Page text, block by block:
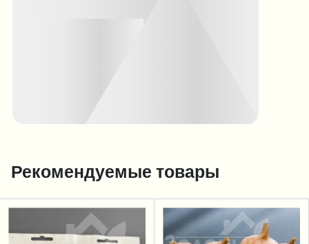
Рекомендуемые товары